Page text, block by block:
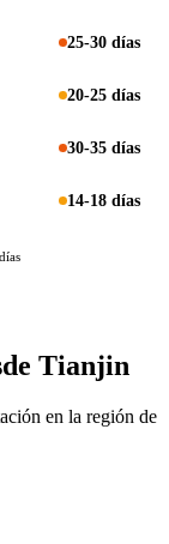
25-30 días
20-25 días
30-35 días
14-18 días
Tianjin
en la región de